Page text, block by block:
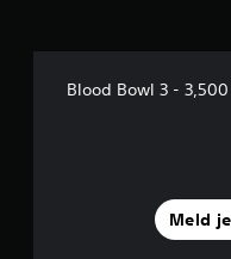
Blood Bowl 3 -
Meld